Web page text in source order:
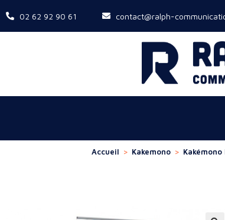
02 62 92 90 61 contact@ralph-
Accueil > Kakemono >